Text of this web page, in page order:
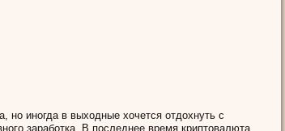
иногда в выходные хочется отдохнуть с
заработка. В последнее время криптовалюта